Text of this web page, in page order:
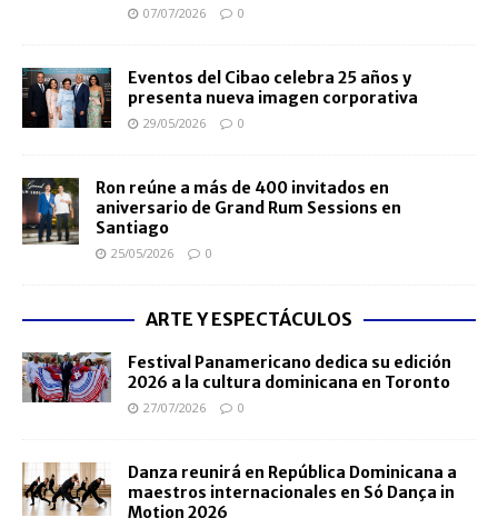
07/07/2026 0
Eventos del Cibao celebra 25 años y
presenta nueva imagen corporativa
29/05/2026 0
Ron reúne a más de 400 invitados en
aniversario de Grand Rum Sessions en
Santiago
25/05/2026 0
ARTE Y ESPECTÁCULOS
Festival Panamericano dedica su edición
2026 a la cultura dominicana en Toronto
27/07/2026 0
Danza reunirá en República Dominicana a
maestros internacionales en Só Dança in
Motion 2026